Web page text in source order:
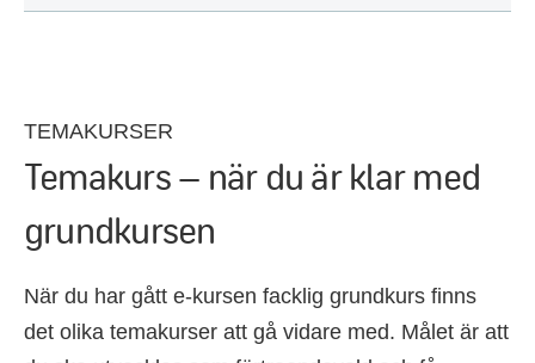
TEMAKURSER
Temakurs – när du är klar med
grundkursen
När du har gått e-kursen facklig grundkurs finns
det olika temakurser att gå vidare med. Målet är att